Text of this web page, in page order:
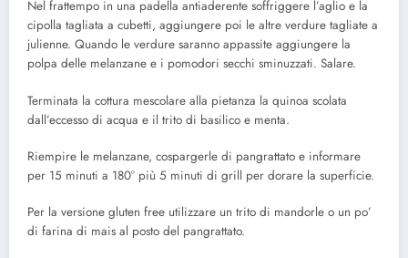
Nel frattempo in una padella antiaderente soffriggere l’aglio e la
cipolla tagliata a cubetti, aggiungere poi le altre verdure tagliate a
julienne. Quando le verdure saranno appassite aggiungere la
polpa delle melanzane e i pomodori secchi sminuzzati. Salare.
Terminata la cottura mescolare alla pietanza la quinoa scolata
dall’eccesso di acqua e il trito di basilico e menta.
Riempire le melanzane, cospargerle di pangrattato e informare
per 15 minuti a 180° più 5 minuti di grill per dorare la superficie.
Per la versione gluten free utilizzare un trito di mandorle o un po’
di farina di mais al posto del pangrattato.